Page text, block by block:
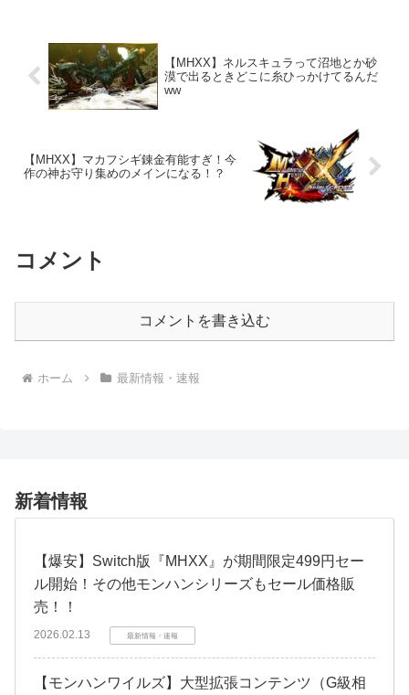
【MHXX】ネルスキュラって沼地とか砂
漠で出るときどこに糸ひっかけてるんだ
ww
【MHXX】マカフシギ錬金有能すぎ！今
作の神お守り集めのメインになる！？
コメント
コメントを書き込む
ホーム 最新情報・速報
新着情報
【爆安】Switch版『MHXX』が期間限定499円セー
ル開始！その他モンハンシリーズもセール価格販
売！！
2026.02.13 最新情報・速報
【モンハンワイルズ】大型拡張コンテンツ（G級相